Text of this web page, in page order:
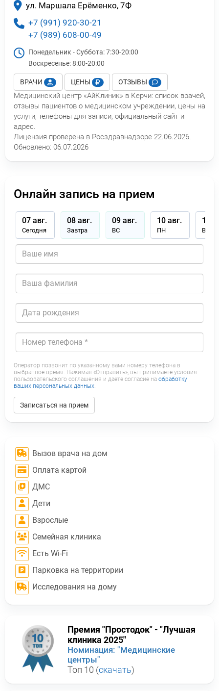
ул. Маршала Ерёменко, 7Ф
+7 (991) 920-30-21
+7 (989) 608-00-49
Понедельник - Суббота:7:30-20:00
Воскресенье:8:00-20:00
ВРАЧИ ЦЕНЫ ОТЗЫВЫ
Медицинский центр «АйКлиник» в Керчи: список врачей,
отзывы пациентов о медицинском учреждении, цены на
услуги, телефоны для записи, официальный сайт и
адрес.
Лицензия проверена в Росздравнадзоре 22.06.2026.
Обновлено: 06.07.2026
Онлайн запись на прием
07 авг.
Сегодня
08 авг.
Завтра
09 авг.
ВС
10 авг.
ПН
11
ВТ
Имя
Фамилия
Дата
рождения
телефона
*
Оператор позвонит по указанному вами номеру телефона в
выбранное время. Нажимая «Отправить», вы принимаете условия
пользовательского соглашения и даете согласие на обработку
ваших персональных данных
Записаться на прием
Вызов врача на дом
Оплата картой
ДМС
Дети
Взрослые
Семейная клиника
Есть Wi-Fi
Парковка на территории
Исследования на дому
Премия "Простодок" - "Лучшая
клиника 2025"
Номинация: "Медицинские
центры"
Топ 10 (скачать)